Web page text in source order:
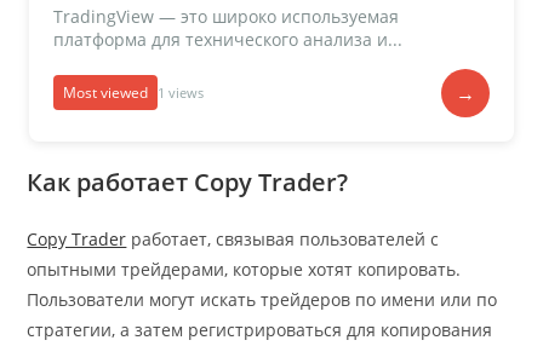
TradingView — это широко используемая
платформа для технического анализа и...
Most viewed 1 views →
Как работает Copy Trader?
Copy Trader работает, связывая пользователей с
опытными трейдерами, которые хотят копировать.
Пользователи могут искать трейдеров по имени или по
стратегии, а затем регистрироваться для копирования